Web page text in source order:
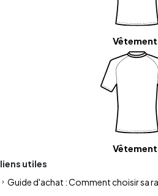
liens utiles
Guide d'achat : Comment choisir sa